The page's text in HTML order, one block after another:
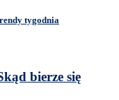
tygodnia
bierze się